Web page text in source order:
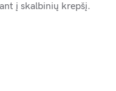
į skalbinių krepšį.